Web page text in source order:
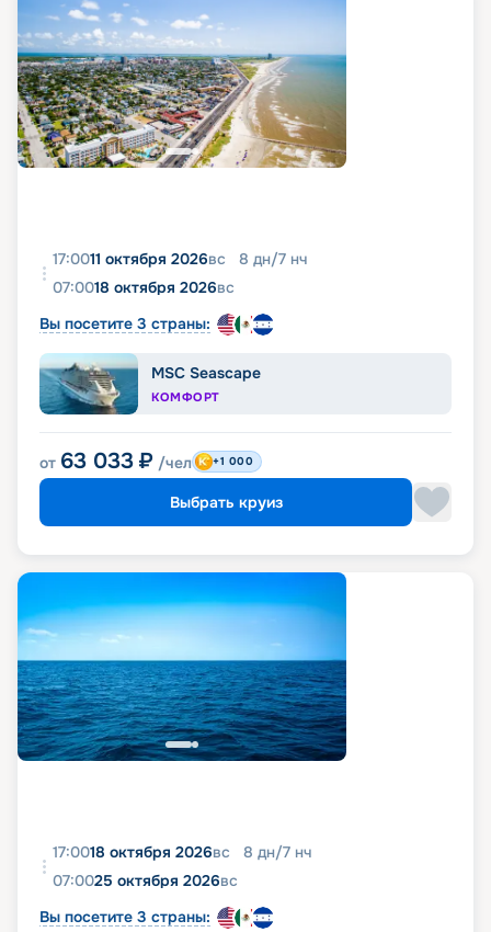
17:0011 октября 2026вс 8 дн/7 нч
07:0018 октября 2026вс
Вы посетите 3 страны:
MSC Seascape
КОМФОРТ
от 63 033 ₽ /чел +1 000
Выбрать круиз
17:0018 октября 2026вс 8 дн/7 нч
07:0025 октября 2026вс
Вы посетите 3 страны: